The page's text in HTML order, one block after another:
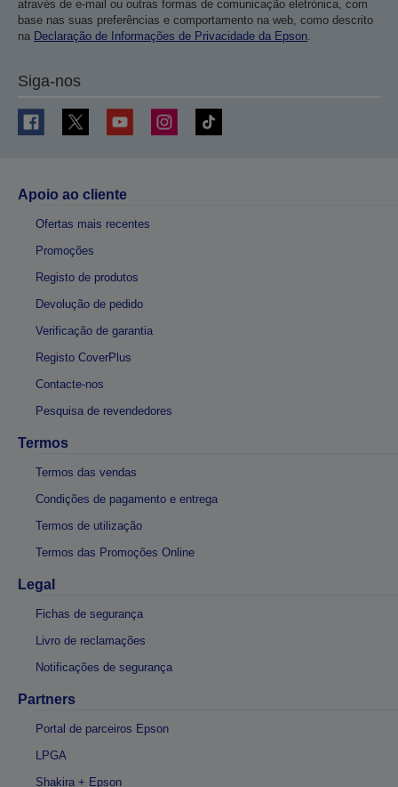
através de e-mail ou outras formas de comunicação eletrónica, com
base nas suas preferências e comportamento na web, como descrito
na Declaração de Informações de Privacidade da Epson
Siga-nos
Apoio ao cliente
Ofertas mais recentes
Promoções
Registo de produtos
Devolução de pedido
Verificação de garantia
Registo CoverPlus
Contacte-nos
Pesquisa de revendedores
Termos
Termos das vendas
Condições de pagamento e entrega
Termos de utilização
Termos das Promoções Online
Legal
Fichas de segurança
Livro de reclamações
Notificações de segurança
Partners
Portal de parceiros Epson
LPGA
Shakira + Epson